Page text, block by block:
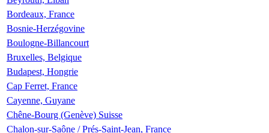
Bordeaux, France
Bosnie-Herzégovine
Boulogne-Billancourt
Bruxelles, Belgique
Budapest, Hongrie
Cap Ferret, France
Cayenne, Guyane
Chêne-Bourg (Genève) Suisse
Chalon-sur-Saône / Prés-Saint-Jean, France